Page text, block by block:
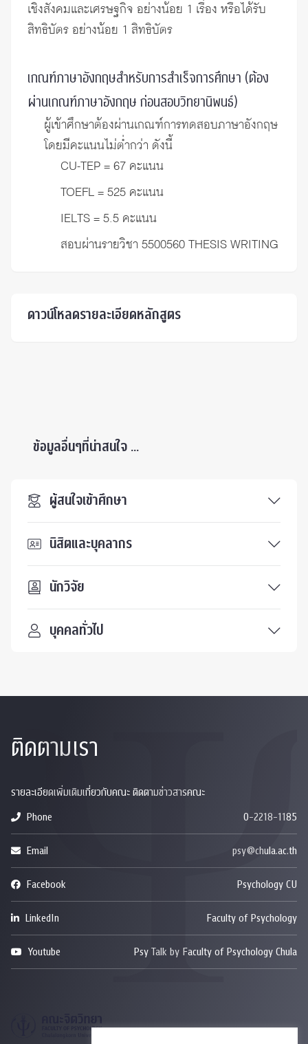
เชิงสังคมและเศรษฐกิจ อย่างน้อย 1 เรื่อง หรือได้รับ
สิทธิบัตร อย่างน้อย 1 สิทธิบัตร
เกณฑ์ภาษาอังกฤษสำหรับการสำเร็จการศึกษา (ต้อง
ผ่านเกณฑ์ภาษาอังกฤษ ก่อนสอบวิทยานิพนธ์)
ผู้เข้าศึกษาต้องผ่านเกณฑ์การทดสอบภาษาอังกฤษ
โดยมีคะแนนไม่ต่ำกว่า ดังนี้
CU-TEP = 67 คะแนน
TOEFL = 525 คะแนน
IELTS = 5.5 คะแนน
สอบผ่านรายวิชา 5500560 THESIS WRITING
ดาวน์โหลดรายละเอียดหลักสูตร
ข้อมูลอื่นๆที่น่าสนใจ ...
ผู้สนใจเข้าศึกษา
นิสิตและบุคลากร
นักวิจัย
บุคคลทั่วไป
ติดตามเรา
รายละเอียดเพิ่มเติมเกี่ยวกับคณะ ติดตามข่าวสารคณะ
Phone
0-2218-1185
Email psy@chula.ac.th
Facebook Psychology CU
LinkedIn Faculty of Psychology
Youtube Psy Talk by Faculty of Psychology Chula